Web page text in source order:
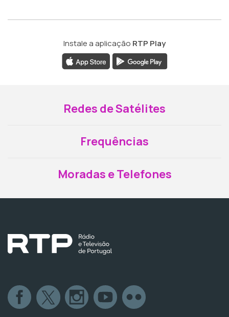
Instale a aplicação RTP Play
Redes de Satélites
Frequências
Moradas e Telefones